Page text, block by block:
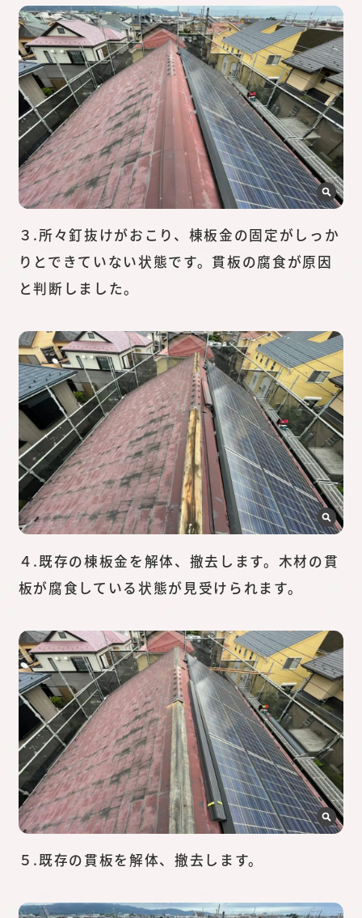
３.所々釘抜けがおこり、棟板金の固定がしっか
りとできていない状態です。貫板の腐食が原因
と判断しました。
４.既存の棟板金を解体、撤去します。木材の貫
板が腐食している状態が見受けられます。
５.既存の貫板を解体、撤去します。